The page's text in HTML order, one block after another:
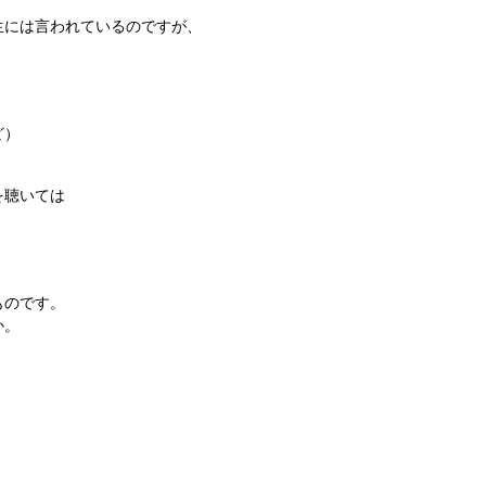
は言われているのですが、
いては
です。